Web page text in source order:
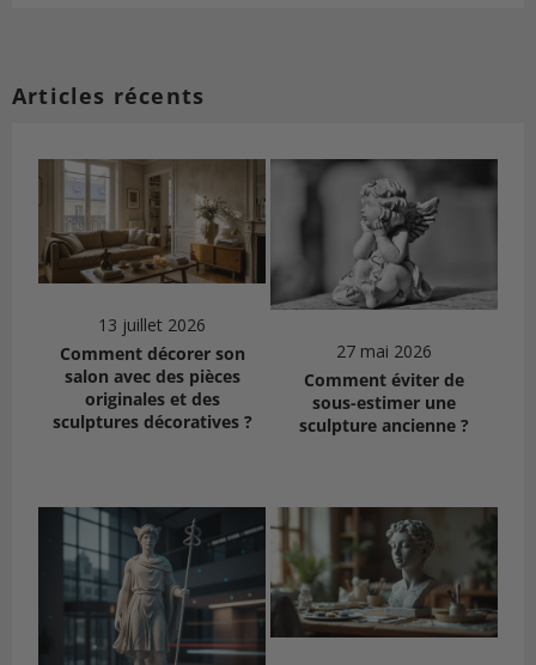
Articles récents
13 juillet 2026
Comment décorer son
salon avec des pièces
originales et des
sculptures décoratives ?
27 mai 2026
Comment éviter de
sous-estimer une
sculpture ancienne ?